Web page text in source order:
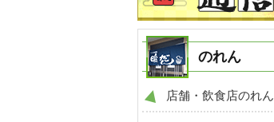
のれん
店舗・飲食店のれん